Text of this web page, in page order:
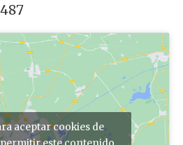
aceptar cookies de